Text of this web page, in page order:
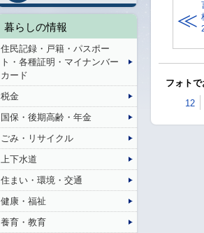
フォトで
12
暮らしの情報
住民記録・戸籍・パスポー
ト・各種証明・マイナンバー
カード
税金
国保・後期高齢・年金
ごみ・リサイクル
上下水道
住まい・環境・交通
健康・福祉
養育・教育